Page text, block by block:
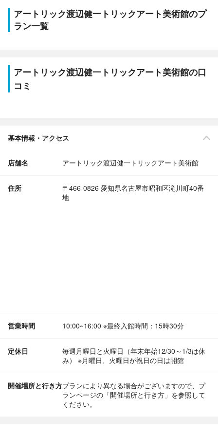
アートリック渡辺健一トリックアート美術館のプ
ラン一覧
アートリック渡辺健一トリックアート美術館の口
コミ
基本情報・アクセス
店舗名 アートリック渡辺健一トリックアート美術館
住所
〒466-0826 愛知県名古屋市昭和区滝川町40番
地
営業時間 10:00~16:00 ※最終入館時間：15時30分
定休日
毎週月曜日と火曜日（年末年始12/30～1/3は休
み） ※月曜日、火曜日が祝日の日は開館
開催場所と行き方プランにより異なる場合がございますので、プ
ランページの「開催場所と行き方」を参照して
ください。